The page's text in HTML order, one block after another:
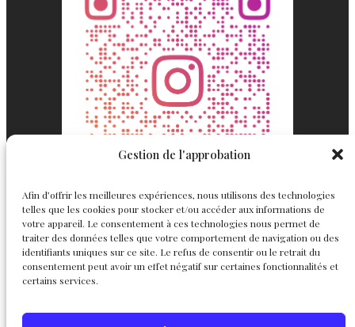
Gestion de l'approbation
Afin d’offrir les meilleures expériences, nous utilisons des technologies
telles que les cookies pour stocker et/ou accéder aux informations de
votre appareil. Le consentement à ces technologies nous permet de
traiter des données telles que votre comportement de navigation ou des
identifiants uniques sur ce site. Le refus de consentir ou le retrait du
consentement peut avoir un effet négatif sur certaines fonctionnalités et
certains services.Englemond